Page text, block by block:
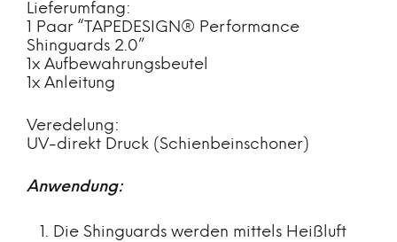
Lieferumfang:
1 Paar “TAPEDESIGN® Performance
Shinguards 2.0”
1x Aufbewahrungsbeutel
1x Anleitung
Veredelung:
UV-direkt Druck (Schienbeinschoner)
Anwendung:
Die Shinguards werden mittels Heißluft